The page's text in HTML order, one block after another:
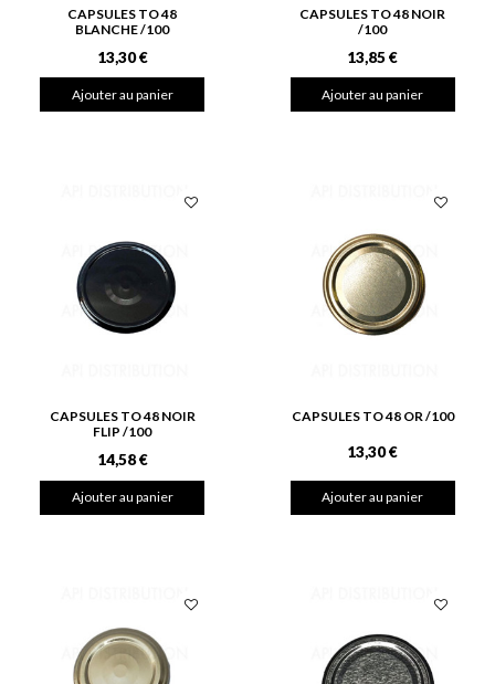
CAPSULES TO 48
BLANCHE /100
13,30 €
Ajouter au panier
CAPSULES TO 48 NOIR
/100
13,85 €
Ajouter au panier
CAPSULES TO 48 NOIR
FLIP /100
14,58 €
Ajouter au panier
CAPSULES TO 48 OR /100
13,30 €
Ajouter au panier